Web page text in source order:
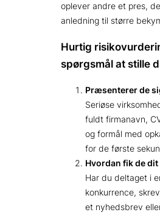
oplever andre et pres,
anledning til større
Hurtig
spørgsmål at stille
Præsenterer de
Seriøse
fuldt firmanavn,
og formål med
for de første
Hvordan fik de
Har du deltaget i
konkurrence,
et nyhedsbrev